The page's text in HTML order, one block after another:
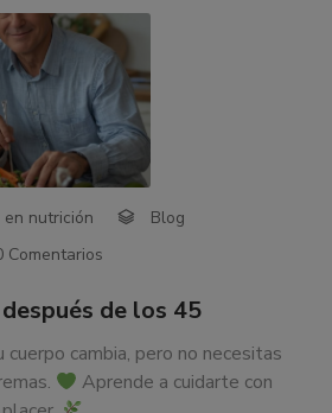
nutrición
Blog
Comentarios
de los 45
cambia, pero no necesitas
Aprende a cuidarte con